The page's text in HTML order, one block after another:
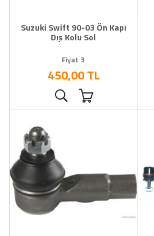
Suzuki Swift 90-03 Ön Kapı
Dış Kolu Sol
Fiyat 3
450,00 TL